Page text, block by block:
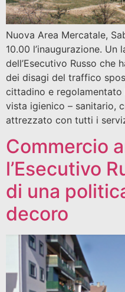
Nuova Area Mercatale,
10.00 l’inaugurazione.
dell’Esecutivo Russo che
dei disagi del traffico
cittadino e
vista igienico – sanitario,
attrezzato con tutti i
Commercio
l’Esecutivo
di una
decoro